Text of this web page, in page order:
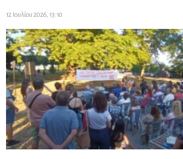
12 Ιουλίου 2026, 13:10